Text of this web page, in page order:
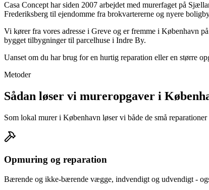
Casa Concept har siden 2007 arbejdet med murerfaget på
Frederiksberg til ejendomme fra brokvartererne og nyere
Vi kører fra vores adresse i Greve og er fremme i København
bygget tilbygninger til parcelhuse i Indre By.
Uanset om du har brug for en hurtig reparation eller en større
Metoder
Sådan løser vi mureropgaver i
Som lokal murer i København løser vi både de små
Opmuring og reparation
Bærende og ikke-bærende vægge, indvendigt og udvendigt -